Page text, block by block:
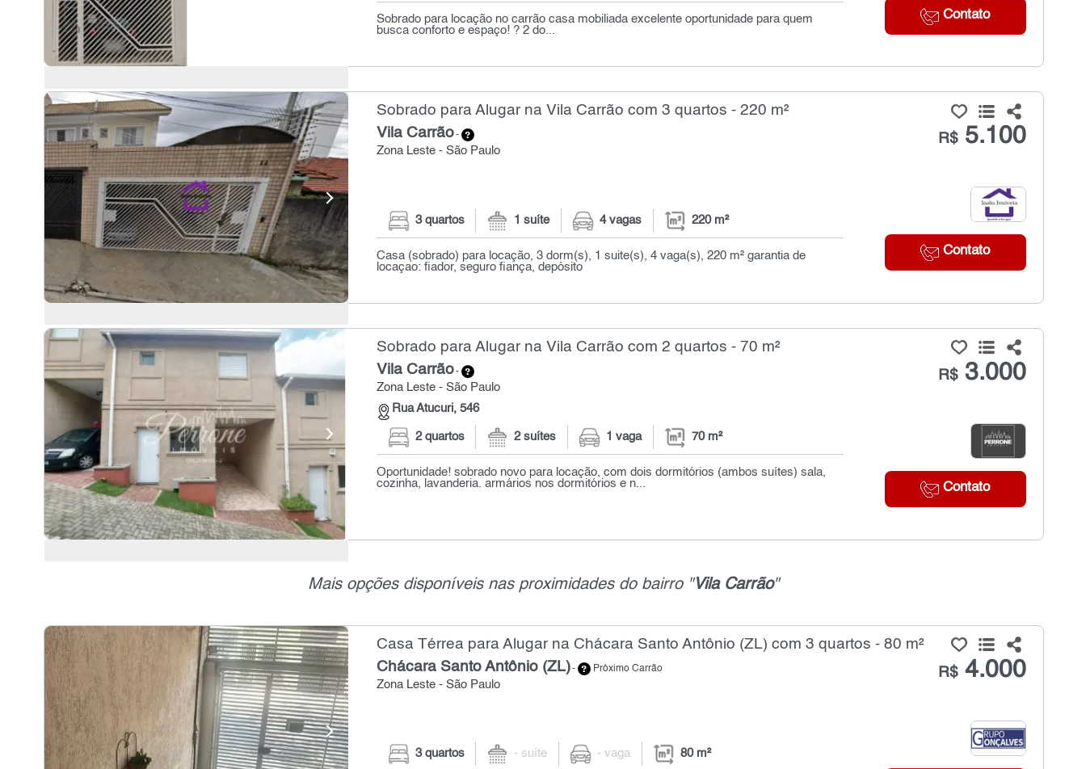
Contato
Sobrado para locação no carrão casa mobiliada excelente oportunidade para quem
busca conforto e espaço! ? 2 do...
Sobrado para Alugar na Vila Carrão com 3 quartos - 220 m²
Vila Carrão-
Zona Leste - São Paulo
R$5.100
Contato
3 quartos 1 suíte 4 vagas 220 m²
Casa (sobrado) para locação, 3 dorm(s), 1 suite(s), 4 vaga(s), 220 m² garantia de
locaçao: fiador, seguro fiança, depósito
Sobrado para Alugar na Vila Carrão com 2 quartos - 70 m²
Vila Carrão-
Zona Leste - São Paulo
Rua Atucuri, 546
R$3.000
Contato
2 quartos 2 suítes 1 vaga 70 m²
Oportunidade! sobrado novo para locação, com dois dormitórios (ambos suítes) sala,
cozinha, lavanderia. armários nos dormitórios e n...
Mais opções disponíveis nas proximidades do bairro "Vila Carrão"
Casa Térrea para Alugar na Chácara Santo Antônio (ZL) com 3 quartos - 80 m²
Chácara Santo Antônio (ZL)- Próximo Carrão
Zona Leste - São Paulo
R$4.000
3 quartos - suíte - vaga 80 m²